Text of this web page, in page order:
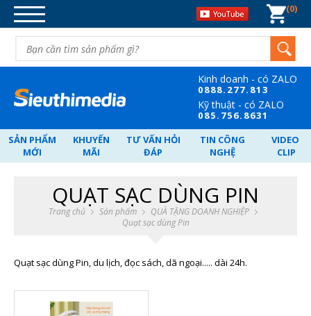
DANH MỤC SẢN PHẨM
DÂY CÁP TÍN HIỆU
BỘ CHIA TÍN HIỆU
CHUYỂN ĐỐI TÍN HIỆU
MẠNG-WIFI-MÁY TÍNH-ĐIỆN
NGUỒN POE - SWITCH - VẬT TƯ.
NGHE NHÌN-GIẢI TRÍ.
QUÀ TẶNG DOANH NGHIỆP
0
Kinh doanh - có ZALO
0888.277.813
Kỹ thuật - có ZALO
085.756.8631
SẢN PHẨM
MỚI
KHUYẾN
MÃI
TƯ VẤN HỎI
ĐÁP
TIN CÔNG
NGHỆ
VIDEO
CLIP
QUẠT SẠC DÙNG PIN
Trang chủ Sản phẩm
QUÀ TẶNG DOANH NGHIỆP
Quạt sạc dùng Pin
Quạt sạc dùng Pin, du lịch, đọc sách, dã ngoại..... dài 24h.